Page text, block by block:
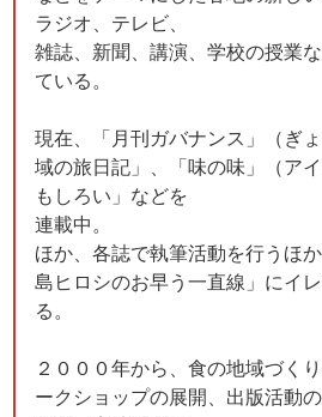
ラジオ、テレビ、
雑誌、新聞、講演、学校の授業
ている。
現在、「月刊ガバナンス」（ぎ
域の旅日記」、「味の味」（ア
もしろい」などを
連載中。
ほか、各誌で執筆活動を行うほ
島ヒロシのお早う一直線」にイ
る。
２０００年から、食の地域づく
ークショップの展開、出版活動